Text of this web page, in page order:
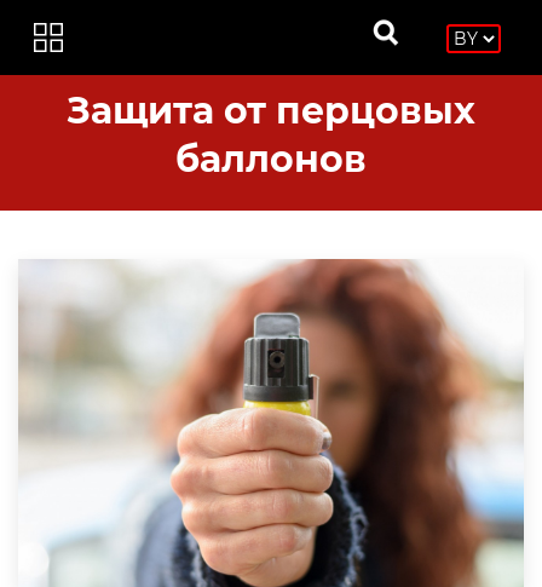
Защита от перцовых
баллонов